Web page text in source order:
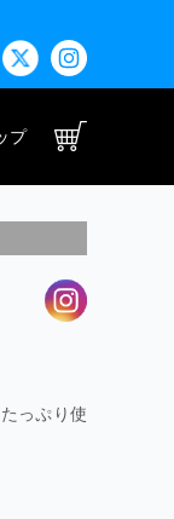
プ
っぷり使